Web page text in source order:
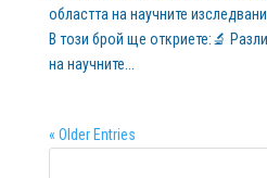
областта на научните
В този брой ще откриете:🔬
на научните...
« Older Entries